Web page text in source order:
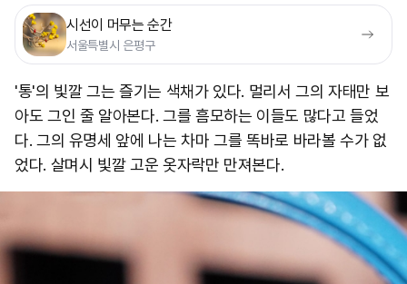
시선이 머무는 순간
서울특별시 은평구
'통'의 빛깔 그는 즐기는 색채가 있다. 멀리서 그의 자태만 보
아도 그인 줄 알아본다. 그를 흠모하는 이들도 많다고 들었
다. 그의 유명세 앞에 나는 차마 그를 똑바로 바라볼 수가 없
었다. 살며시 빛깔 고운 옷자락만 만져본다.